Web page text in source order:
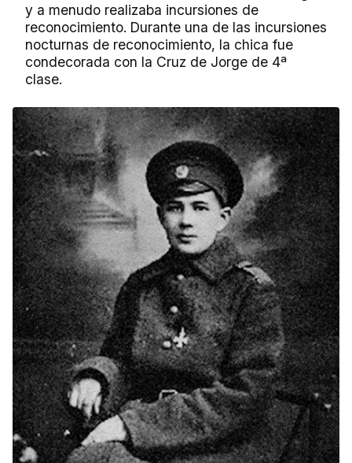
y a menudo realizaba incursiones de
reconocimiento. Durante una de las incursiones
nocturnas de reconocimiento, la chica fue
condecorada con la Cruz de Jorge de 4ª
clase.